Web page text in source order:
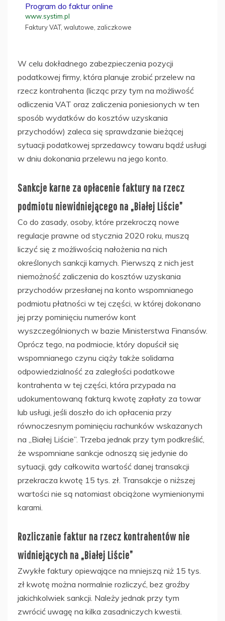
Program do faktur online
www.systim.pl
Faktury VAT, walutowe, zaliczkowe
W celu dokładnego zabezpieczenia pozycji
podatkowej firmy, która planuje zrobić przelew na
rzecz kontrahenta (licząc przy tym na możliwość
odliczenia VAT oraz zaliczenia poniesionych w ten
sposób wydatków do kosztów uzyskania
przychodów) zaleca się sprawdzanie bieżącej
sytuacji podatkowej sprzedawcy towaru bądź usługi
w dniu dokonania przelewu na jego konto.
Sankcje karne za opłacenie faktury na rzecz
podmiotu niewidniejącego na „Białej Liście”
Co do zasady, osoby, które przekroczą nowe
regulacje prawne od stycznia 2020 roku, muszą
liczyć się z możliwością nałożenia na nich
określonych sankcji karnych. Pierwszą z nich jest
niemożność zaliczenia do kosztów uzyskania
przychodów przesłanej na konto wspomnianego
podmiotu płatności w tej części, w której dokonano
jej przy pominięciu numerów kont
wyszczególnionych w bazie Ministerstwa Finansów.
Oprócz tego, na podmiocie, który dopuścił się
wspomnianego czynu ciąży także solidarna
odpowiedzialność za zaległości podatkowe
kontrahenta w tej części, która przypada na
udokumentowaną fakturą kwotę zapłaty za towar
lub usługi, jeśli doszło do ich opłacenia przy
równoczesnym pominięciu rachunków wskazanych
na „Białej Liście”. Trzeba jednak przy tym podkreślić,
że wspomniane sankcje odnoszą się jedynie do
sytuacji, gdy całkowita wartość danej transakcji
przekracza kwotę 15 tys. zł. Transakcje o niższej
wartości nie są natomiast obciążone wymienionymi
karami.
Rozliczanie faktur na rzecz kontrahentów nie
widniejących na „Białej Liście”
Zwykłe faktury opiewające na mniejszą niż 15 tys.
zł kwotę można normalnie rozliczyć, bez groźby
jakichkolwiek sankcji. Należy jednak przy tym
zwrócić uwagę na kilka zasadniczych kwestii.